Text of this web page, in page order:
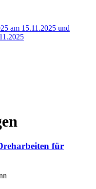
am 15.11.2025 und
für